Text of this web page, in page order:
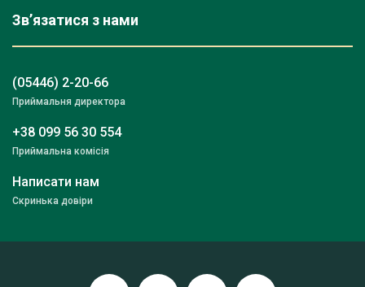
Зв’язатися з нами
(05446) 2-20-66
Приймальня директора
+38 099 56 30 554
Приймальна комісія
Написати нам
Скринька довіри